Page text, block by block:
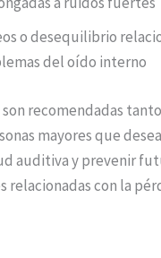
o desequilibrio
del oído interno
son recomendadas
mayores que
auditiva y prevenir
relacionadas con la